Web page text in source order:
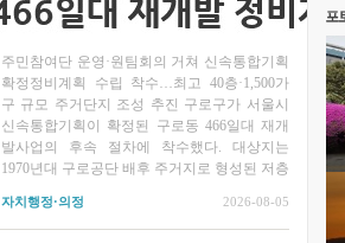
주민참여단 운영·원팀회의 거쳐 신속통합기획
확정정비계획 수립 착수…최고 40층·1,500가
구 규모 주거단지 조성 추진 구로구가 서울시
신속통합기획이 확정된 구로동 466일대 재개
발사업의 후속 절차에 착수했다. 대상지는
1970년대 구로공단 배후 주거지로 형성된 저층
성이 꾸준히 제기돼 왔다. 2025년 6월 서울시
신속통합기획 주택재개발 후보지로 선정된 데
자치행정·의정 2026-08-05